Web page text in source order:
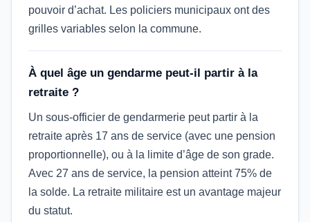
pouvoir d’achat. Les policiers municipaux ont des
grilles variables selon la commune.
À quel âge un gendarme peut-il partir à la
retraite ?
Un sous-officier de gendarmerie peut partir à la
retraite après 17 ans de service (avec une pension
proportionnelle), ou à la limite d’âge de son grade.
Avec 27 ans de service, la pension atteint 75% de
la solde. La retraite militaire est un avantage majeur
du statut.